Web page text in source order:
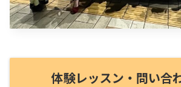
体験レッスン・問い合